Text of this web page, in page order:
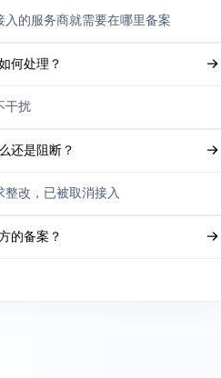
的服务商就需要在哪里备案
何处理？
干扰
还是阻断？
改，已被取消接入
的备案？